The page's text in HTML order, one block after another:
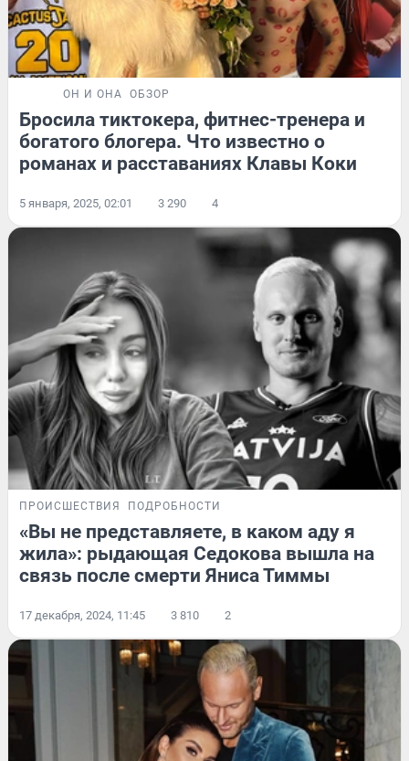
ОН И ОНА ОБЗОР
Бросила тиктокера, фитнес-тренера и
богатого блогера. Что известно о
романах и расставаниях Клавы Коки
5 января, 2025, 02:01 3 290 4
ПРОИСШЕСТВИЯ ПОДРОБНОСТИ
«Вы не представляете, в каком аду я
жила»: рыдающая Седокова вышла на
связь после смерти Яниса Тиммы
17 декабря, 2024, 11:45 3 810 2